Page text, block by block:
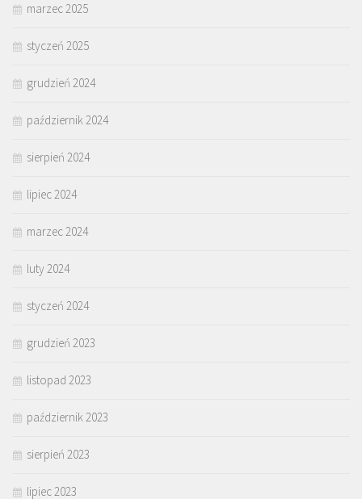
marzec 2025
styczeń 2025
grudzień 2024
październik 2024
sierpień 2024
lipiec 2024
marzec 2024
luty 2024
styczeń 2024
grudzień 2023
listopad 2023
październik 2023
sierpień 2023
lipiec 2023